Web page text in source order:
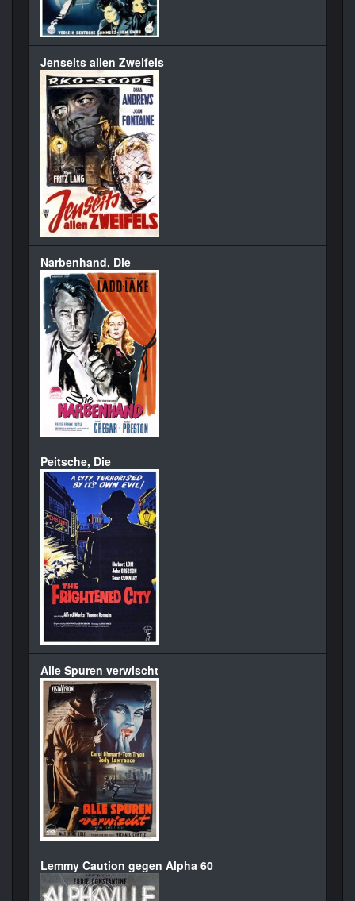
Jenseits allen Zweifels
Narbenhand, Die
Peitsche, Die
Alle Spuren verwischt
Lemmy Caution gegen Alpha 60